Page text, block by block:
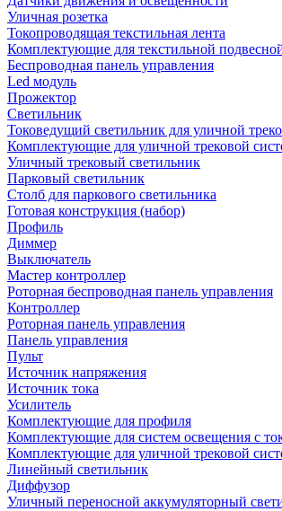
Уличная розетка
Токопроводящая текстильная лента
Комплектующие для текстильной
Беспроводная панель управления
Led модуль
Прожектор
Светильник
Токоведущий светильник для уличной
Комплектующие для уличной трековой
Уличный трековый светильник
Парковый светильник
Столб для паркового светильника
Готовая конструкция (набор)
Профиль
Диммер
Выключатель
Мастер контроллер
Роторная беспроводная панель управления
Контроллер
Роторная панель управления
Панель управления
Пульт
Источник напряжения
Источник тока
Усилитель
Комплектующие для профиля
Комплектующие для систем освещения с
Комплектующие для уличной трековой
Линейный светильник
Диффузор
Уличный переносной аккумуляторный